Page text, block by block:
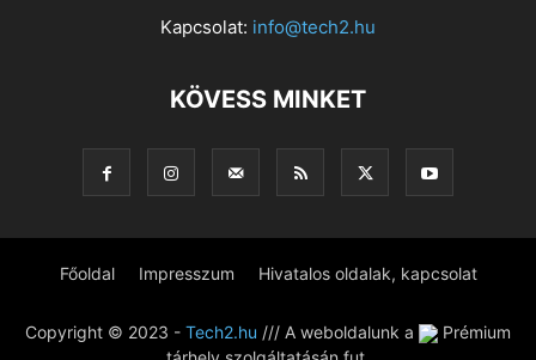
Kapcsolat: info@tech2.hu
KÖVESS MINKET
Főoldal Impresszum Hivatalos oldalak, kapcsolat
Copyright © 2023 - Tech2.hu /// A weboldalunk a
Prémium